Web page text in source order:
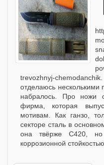
trevozhnyj-
отделаюсь
набралось. Про ножи
фирма, которая
мотивам. Как ганзо,
секторе сталь в
она твёрже С420,
коррозионной